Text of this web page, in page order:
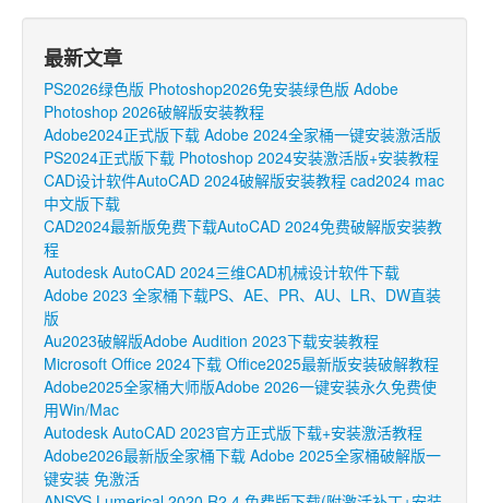
最新文章
PS2026绿色版 Photoshop2026免安装绿色版 Adobe
Photoshop 2026破解版安装教程
Adobe2024正式版下载 Adobe 2024全家桶一键安装激活版
PS2024正式版下载 Photoshop 2024安装激活版+安装教程
CAD设计软件AutoCAD 2024破解版安装教程 cad2024 mac
中文版下载
CAD2024最新版免费下载AutoCAD 2024免费破解版安装教
程
Autodesk AutoCAD 2024三维CAD机械设计软件下载
Adobe 2023 全家桶下载PS、AE、PR、AU、LR、DW直装
版
Au2023破解版Adobe Audition 2023下载安装教程
Microsoft Office 2024下载 Office2025最新版安装破解教程
Adobe2025全家桶大师版Adobe 2026一键安装永久免费使
用Win/Mac
Autodesk AutoCAD 2023官方正式版下载+安装激活教程
Adobe2026最新版全家桶下载 Adobe 2025全家桶破解版一
键安装 免激活